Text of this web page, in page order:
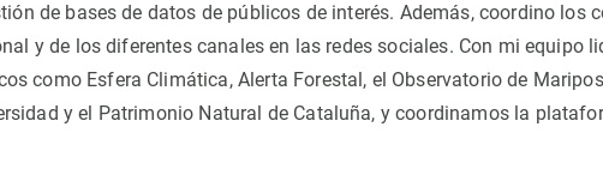
de bases de datos de públicos de interés. Además, coordino los
y de los diferentes canales en las redes sociales. Con mi equipo
como Esfera Climática, Alerta Forestal, el Observatorio de
y el Patrimonio Natural de Cataluña, y coordinamos la